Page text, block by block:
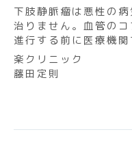
下肢静脈瘤は悪性の
治りません。血管の
進行する前に医療機関
楽クリニック
藤田定則